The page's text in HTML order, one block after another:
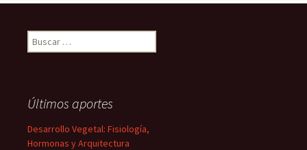
Buscar:
Últimos aportes
Desarrollo Vegetal: Fisiología,
Hormonas y Arquitectura